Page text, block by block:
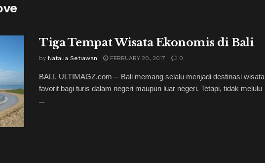
Tiga Tempat Wisata Ekonomis di Bali
by Natalia Setiawan FEBRUARY 20, 2017 0
BALI, ULTIMAGZ.com -- Bali memang selalu menjadi destinasi wisata
favorit bagi turis dalam negeri maupun luar negeri. Tetapi, tidak melulu
...